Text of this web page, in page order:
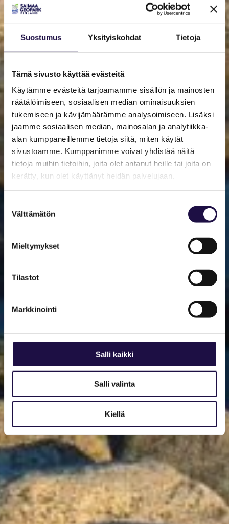
Suostumus Yksityiskohdat Tietoja
Tämä sivusto käyttää evästeitä
Käytämme evästeitä tarjoamamme sisällön ja mainosten
räätälöimiseen, sosiaalisen median ominaisuuksien
tukemiseen ja kävijämäärämme analysoimiseen. Lisäksi
jaamme sosiaalisen median, mainosalan ja analytiikka-
alan kumppaneillemme tietoja siitä, miten käytät
sivustoamme. Kumppanimme voivat yhdistää näitä
tietoja muihin tietoihin, joita olet antanut heille tai joita on
kerätty, kun olet käyttänyt heidän palvelujaan.
valinta
Välttämätön
Mieltymykset
Tilastot
Markkinointi
Salli kaikki
Salli valinta
Kiellä